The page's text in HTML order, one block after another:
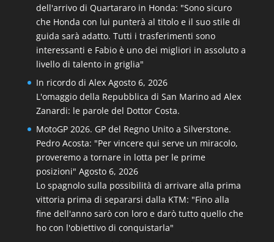
dell'arrivo di Quartararo in Honda: "Sono sicuro
che Honda con lui punterà al titolo e il suo stile di
guida sarà adatto. Tutti i trasferimenti sono
interessanti e Fabio è uno dei migliori in assoluto a
livello di talento in griglia"
In ricordo di Alex Agosto 6, 2026
L'omaggio della Repubblica di San Marino ad Alex
Zanardi: le parole del Dottor Costa.
MotoGP 2026. GP del Regno Unito a Silverstone.
Pedro Acosta: "Per vincere qui serve un miracolo,
proveremo a tornare in lotta per le prime
posizioni" Agosto 6, 2026
Lo spagnolo sulla possibilità di arrivare alla prima
vittoria prima di separarsi dalla KTM: "Fino alla
fine dell'anno sarò con loro e darò tutto quello che
ho con l'obiettivo di conquistarla"